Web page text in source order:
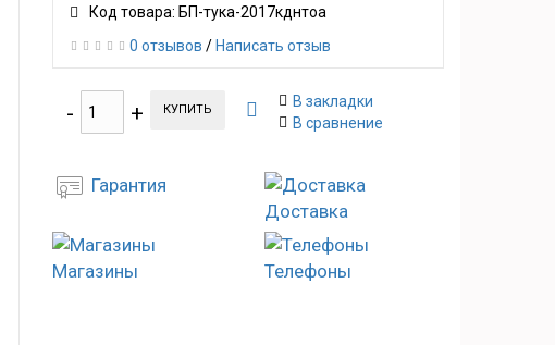
Код товара: БП-тука-2017кднтоа
0 отзывов / Написать отзыв
КУПИТЬ
В закладки
В сравнение
Гарантия
Доставка
Магазины Телефоны